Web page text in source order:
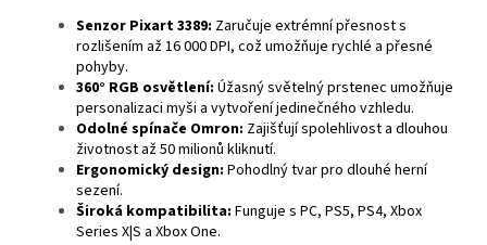
Senzor Pixart 3389: Zaručuje extrémní přesnost s
rozlišením až 16 000 DPI, což umožňuje rychlé a přesné
pohyby.
360° RGB osvětlení: Úžasný světelný prstenec umožňuje
personalizaci myši a vytvoření jedinečného vzhledu.
Odolné spínače Omron: Zajišťují spolehlivost a dlouhou
životnost až 50 milionů kliknutí.
Ergonomický design: Pohodlný tvar pro dlouhé herní
sezení.
Široká kompatibilita: Funguje s PC, PS5, PS4, Xbox
Series X|S a Xbox One.